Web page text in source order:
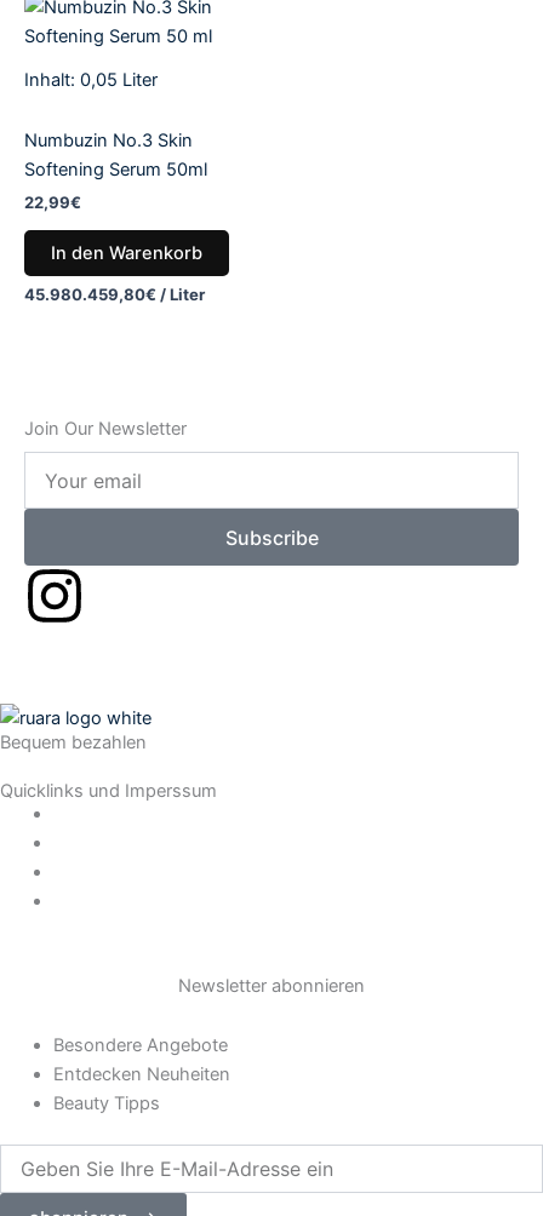
Inhalt: 0,05 Liter
Numbuzin No.3 Skin
Softening Serum 50ml
22,99€
In den Warenkorb
45.980.459,80€ /Liter
Join Our Newsletter
email
Subscribe
I
s
t
a
m
Bequem bezahlen
Quicklinks und Imperssum
Newsletter abonnieren
Besondere Angebote
Entdecken Neuheiten
Beauty Tipps
Sie